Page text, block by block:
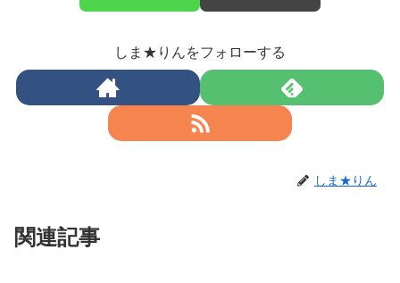
しま★りんをフォローする
しま★りん
関連記事